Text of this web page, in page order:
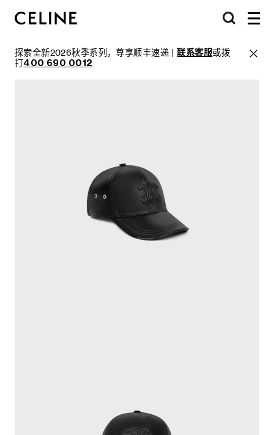
探索全新2026秋季系列，尊享顺丰速递 |联系客服或拨
打400 690 0012